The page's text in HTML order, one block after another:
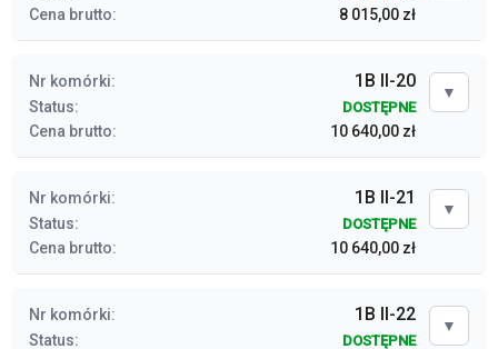
Cena brutto: 8 015,00 zł
Nr komórki: 1B II-20
Status: DOSTĘPNE
Cena brutto: 10 640,00 zł
▼
Nr komórki: 1B II-21
Status: DOSTĘPNE
Cena brutto: 10 640,00 zł
▼
Nr komórki: 1B II-22
Status: DOSTĘPNE
▼